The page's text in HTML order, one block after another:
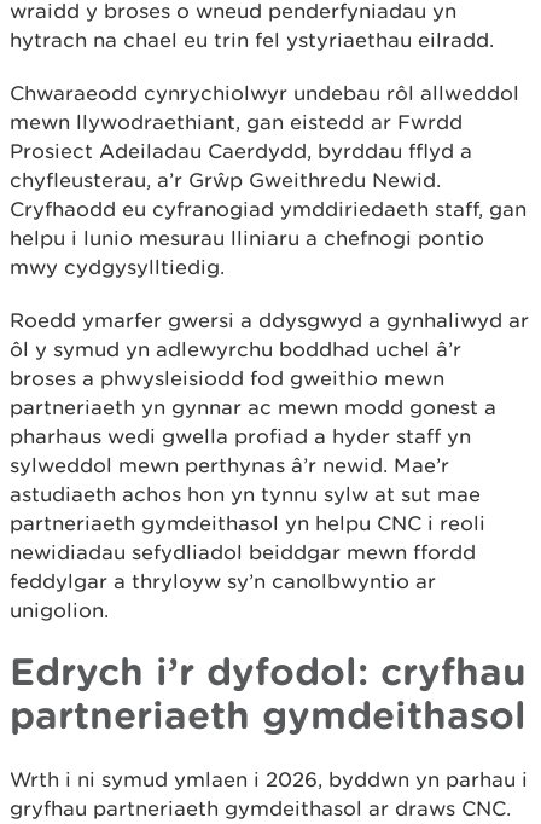
wraidd y broses o wneud penderfyniadau yn
hytrach na chael eu trin fel ystyriaethau eilradd.
Chwaraeodd cynrychiolwyr undebau rôl allweddol
mewn llywodraethiant, gan eistedd ar Fwrdd
Prosiect Adeiladau Caerdydd, byrddau fflyd a
chyfleusterau, a’r Grŵp Gweithredu Newid.
Cryfhaodd eu cyfranogiad ymddiriedaeth staff, gan
helpu i lunio mesurau lliniaru a chefnogi pontio
mwy cydgysylltiedig.
Roedd ymarfer gwersi a ddysgwyd a gynhaliwyd ar
ôl y symud yn adlewyrchu boddhad uchel â’r
broses a phwysleisiodd fod gweithio mewn
partneriaeth yn gynnar ac mewn modd gonest a
pharhaus wedi gwella profiad a hyder staff yn
sylweddol mewn perthynas â’r newid. Mae’r
astudiaeth achos hon yn tynnu sylw at sut mae
partneriaeth gymdeithasol yn helpu CNC i reoli
newidiadau sefydliadol beiddgar mewn ffordd
feddylgar a thryloyw sy’n canolbwyntio ar
unigolion.
Edrych i’r dyfodol: cryfhau
partneriaeth gymdeithasol
Wrth i ni symud ymlaen i 2026, byddwn yn parhau i
gryfhau partneriaeth gymdeithasol ar draws CNC.